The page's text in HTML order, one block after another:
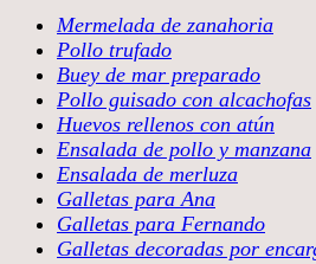
Mermelada de zanahoria
Pollo trufado
Buey de mar preparado
Pollo guisado con alcachofas
Huevos rellenos con atún
Ensalada de pollo y manzana
Ensalada de merluza
Galletas para Ana
Galletas para Fernando
Galletas decoradas por